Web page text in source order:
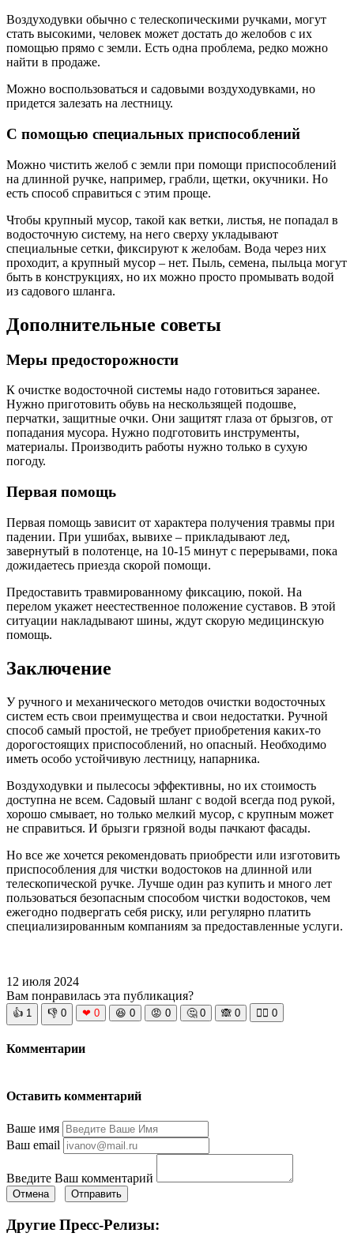
Воздуходувки обычно с телескопическими ручками, могут
стать высокими, человек может достать до желобов с их
помощью прямо с земли. Есть одна проблема, редко можно
найти в продаже.
Можно воспользоваться и садовыми воздуходувками, но
придется залезать на лестницу.
С помощью специальных приспособлений
Можно чистить желоб с земли при помощи приспособлений
на длинной ручке, например, грабли, щетки, окучники. Но
есть способ справиться с этим проще.
Чтобы крупный мусор, такой как ветки, листья, не попадал в
водосточную систему, на него сверху укладывают
специальные сетки, фиксируют к желобам. Вода через них
проходит, а крупный мусор – нет. Пыль, семена, пыльца могут
быть в конструкциях, но их можно просто промывать водой
из садового шланга.
Дополнительные советы
Меры предосторожности
К очистке водосточной системы надо готовиться заранее.
Нужно приготовить обувь на нескользящей подошве,
перчатки, защитные очки. Они защитят глаза от брызгов, от
попадания мусора. Нужно подготовить инструменты,
материалы. Производить работы нужно только в сухую
погоду.
Первая помощь
Первая помощь зависит от характера получения травмы при
падении. При ушибах, вывихе – прикладывают лед,
завернутый в полотенце, на 10-15 минут с перерывами, пока
дожидаетесь приезда скорой помощи.
Предоставить травмированному фиксацию, покой. На
перелом укажет неестественное положение суставов. В этой
ситуации накладывают шины, ждут скорую медицинскую
помощь.
Заключение
У ручного и механического методов очистки водосточных
систем есть свои преимущества и свои недостатки. Ручной
способ самый простой, не требует приобретения каких-то
дорогостоящих приспособлений, но опасный. Необходимо
иметь особо устойчивую лестницу, напарника.
Воздуходувки и пылесосы эффективны, но их стоимость
доступна не всем. Садовый шланг с водой всегда под рукой,
хорошо смывает, но только мелкий мусор, с крупным может
не справиться. И брызги грязной воды пачкают фасады.
Но все же хочется рекомендовать приобрести или изготовить
приспособления для чистки водостоков на длинной или
телескопической ручке. Лучше один раз купить и много лет
пользоваться безопасным способом чистки водостоков, чем
ежегодно подвергать себя риску, или регулярно платить
специализированным компаниям за предоставленные услуги.
12 июля 2024
Вам понравилась эта публикация?
👍 1 👎 0 ❤ 0 😆 0 😡 0 🤔 0 🙈 0 🧘‍♀️ 0
Комментарии
Оставить комментарий
Ваше имя
Ваш email
Введите Ваш комментарий
Отмена Отправить
Другие Пресс-Релизы: